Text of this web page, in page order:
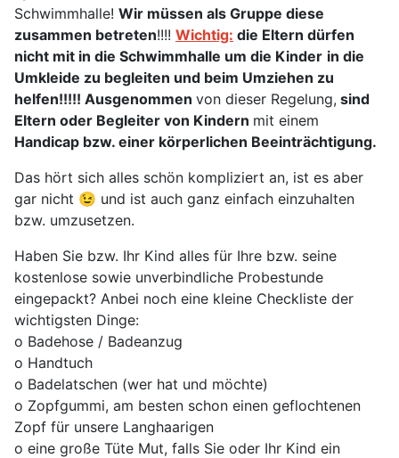
Schwimmhalle! Wir müssen als Gruppe diese
zusammen betreten!!!! Wichtig: die Eltern dürfen
nicht mit in die Schwimmhalle um die Kinder in die
Umkleide zu begleiten und beim Umziehen zu
helfen!!!!! Ausgenommen von dieser Regelung, sind
Eltern oder Begleiter von Kindern mit einem
Handicap bzw. einer körperlichen Beeinträchtigung.
Das hört sich alles schön kompliziert an, ist es aber
gar nicht 😉 und ist auch ganz einfach einzuhalten
bzw. umzusetzen.
Haben Sie bzw. Ihr Kind alles für Ihre bzw. seine
kostenlose sowie unverbindliche Probestunde
eingepackt? Anbei noch eine kleine Checkliste der
wichtigsten Dinge:
o Badehose / Badeanzug
o Handtuch
o Badelatschen (wer hat und möchte)
o Zopfgummi, am besten schon einen geflochtenen
Zopf für unsere Langhaarigen
o eine große Tüte Mut, falls Sie oder Ihr Kind ein